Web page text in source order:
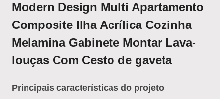
Modern Design Multi Apartamento
Composite Ilha Acrílica Cozinha
Melamina Gabinete Montar Lava-
louças Com Cesto de gaveta
Principais características do projeto